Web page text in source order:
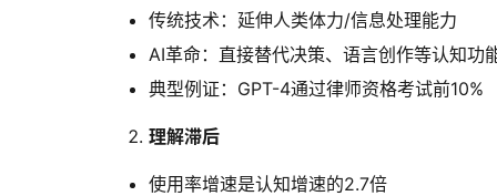
传统技术：延伸人类体力/信息处理能力
AI革命：直接替代决策、语言创作等认知功
典型例证：GPT-4通过律师资格考试前10%
理解滞后
使用率增速是认知增速的2.7倍